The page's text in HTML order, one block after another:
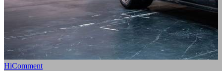
HiComment